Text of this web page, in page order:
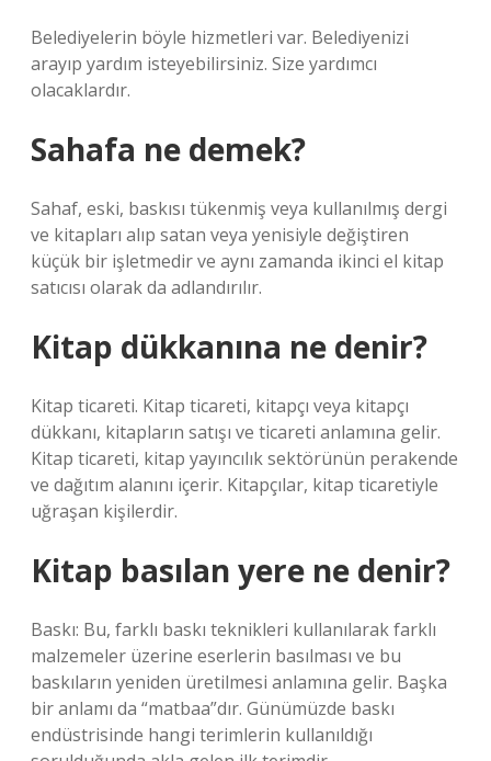
Belediyelerin böyle hizmetleri var. Belediyenizi
arayıp yardım isteyebilirsiniz. Size yardımcı
olacaklardır.
Sahafa ne demek?
Sahaf, eski, baskısı tükenmiş veya kullanılmış dergi
ve kitapları alıp satan veya yenisiyle değiştiren
küçük bir işletmedir ve aynı zamanda ikinci el kitap
satıcısı olarak da adlandırılır.
Kitap dükkanına ne denir?
Kitap ticareti. Kitap ticareti, kitapçı veya kitapçı
dükkanı, kitapların satışı ve ticareti anlamına gelir.
Kitap ticareti, kitap yayıncılık sektörünün perakende
ve dağıtım alanını içerir. Kitapçılar, kitap ticaretiyle
uğraşan kişilerdir.
Kitap basılan yere ne denir?
Baskı: Bu, farklı baskı teknikleri kullanılarak farklı
malzemeler üzerine eserlerin basılması ve bu
baskıların yeniden üretilmesi anlamına gelir. Başka
bir anlamı da “matbaa”dır. Günümüzde baskı
endüstrisinde hangi terimlerin kullanıldığı